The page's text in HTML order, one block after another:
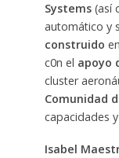
Systems(así
automático y
construido
c0n el apoyo
cluster
Comunidad
capacidades
Isabel